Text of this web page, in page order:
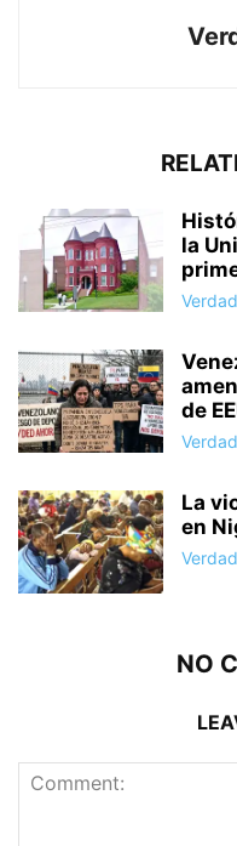
la
de
La
en
NO